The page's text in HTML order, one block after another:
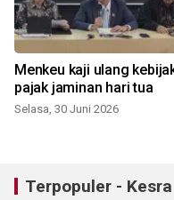
Menkeu kaji ulang
pajak jaminan hari tua
Selasa, 30 Juni 2026
Terpopuler - Kesra